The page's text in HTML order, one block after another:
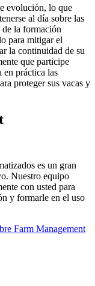
evolución, lo que
al día sobre las
de la formación
para mitigar el
la continuidad de su
que participe
en práctica las
proteger sus vacas y
es un gran
Nuestro equipo
con usted para
y formarle en el uso
Farm Management